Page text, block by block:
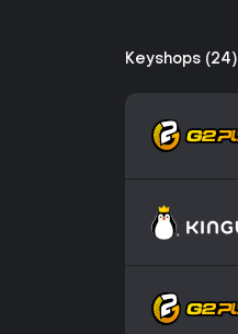
Keyshops (24)